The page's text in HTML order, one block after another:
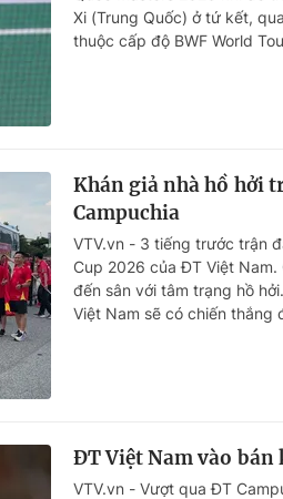
Xi (Trung Quốc) ở tứ kết,
thuộc cấp độ BWF World
Khán giả nhà hồ hởi
Campuchia
VTV.vn - 3 tiếng trước trận
Cup 2026 của ĐT Việt
đến sân với tâm trạng hồ
Việt Nam sẽ có chiến thắng
ĐT Việt Nam vào bán
VTV.vn - Vượt qua ĐT